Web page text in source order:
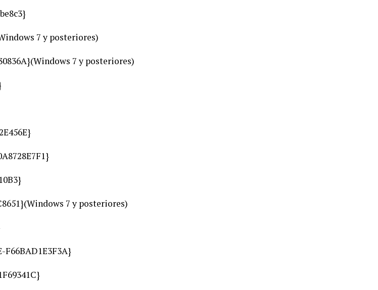
7 y posteriores)
7 y posteriores)
7 y posteriores)
F66BAD1E3F3A}